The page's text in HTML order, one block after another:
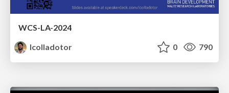
WCS-LA-2024
lcolladotor
0 790